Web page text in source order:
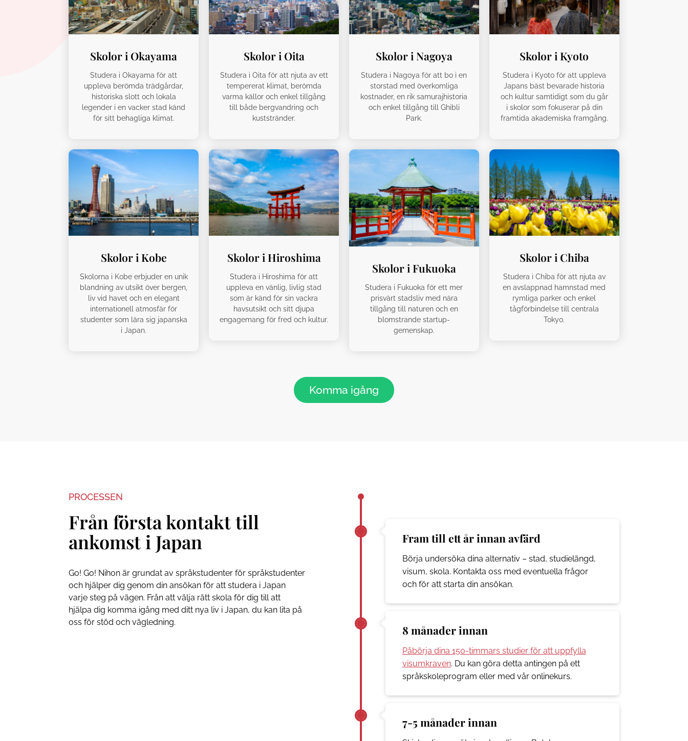
Skolor i Okayama
Studera i Okayama för att
uppleva berömda trädgårdar,
historiska slott och lokala
legender i en vacker stad känd
för sitt behagliga klimat.
Skolor i Oita
Studera i Oita för att njuta av ett
tempererat klimat, berömda
varma källor och enkel tillgång
till både bergvandring och
kuststränder.
Skolor i Nagoya
Studera i Nagoya för att bo i en
storstad med överkomliga
kostnader, en rik samurajhistoria
och enkel tillgång till Ghibli
Park.
Skolor i Kyoto
Studera i Kyoto för att uppleva
Japans bäst bevarade historia
och kultur samtidigt som du går
i skolor som fokuserar på din
framtida akademiska framgång.
Skolor i Kobe
Skolorna i Kobe erbjuder en unik
blandning av utsikt över bergen,
liv vid havet och en elegant
internationell atmosfär för
studenter som lära sig japanska
i Japan.
Skolor i Hiroshima
Studera i Hiroshima för att
uppleva en vänlig, livlig stad
som är känd för sin vackra
havsutsikt och sitt djupa
engagemang för fred och kultur.
Skolor i Fukuoka
Studera i Fukuoka för ett mer
prisvärt stadsliv med nära
tillgång till naturen och en
blomstrande startup-
gemenskap.
Skolor i Chiba
Studera i Chiba för att njuta av
en avslappnad hamnstad med
rymliga parker och enkel
tågförbindelse till centrala
Tokyo.
Komma igång
PROCESSEN
Från första kontakt till
ankomst i Japan
Go! Go! Nihon är grundat av språkstudenter för språkstudenter
och hjälper dig genom din ansökan för att studera i Japan
varje steg på vägen. Från att välja rätt skola för dig till att
hjälpa dig komma igång med ditt nya liv i Japan, du kan lita på
oss för stöd och vägledning.
Fram till ett år innan avfärd
Börja undersöka dina alternativ – stad, studielängd,
visum, skola. Kontakta oss med eventuella frågor
och för att starta din ansökan.
8 månader innan
Påbörja dina 150-timmars studier för att uppfylla
visumkraven. Du kan göra detta antingen på ett
språkskoleprogram eller med vår onlinekurs.
7-5 månader innan